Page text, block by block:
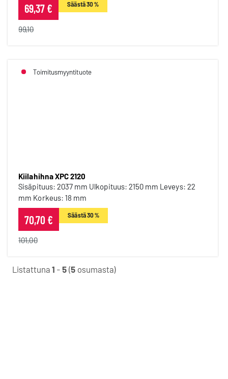
69,37 € Säästä 30 %
99,10
Toimitusmyyntituote
Kiilahihna XPC 2120
Sisäpituus: 2037 mm Ulkopituus: 2150 mm Leveys: 22
mm Korkeus: 18 mm
70,70 € Säästä 30 %
101,00
Listattuna1 -5 (5 osumasta)